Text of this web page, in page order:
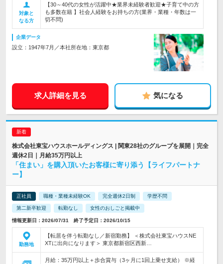
対象と
なる方
【30～40代の女性が活躍中★業界未経験者歓迎★子育て中の方
も多数在籍 】社会人経験をお持ちの方(業界・業種・年数は一
切不問)
企業データ
設立：1947年7月／本社所在地：東京都
求人詳細を見る 気になる
株式会社東宝ハウスホールディングス | 関東28社のグループを展開｜完全
週休2日｜月給35万円以上
「住まい」を購入頂いたお客様に寄り添う【ライフパートナ
ー】
正社員 職種・業種未経験OK 完全週休2日制 学歴不問
第二新卒歓迎 転勤なし 女性のおしごと掲載中
情報更新日：2026/07/31 終了予定日：2026/10/15
勤務地
【転居を伴う転勤なし／新宿勤務】 ＜株式会社東宝ハウスNE
XTに出向になります＞ 東京都新宿区西新…
月給：35万円以上＋歩合賞与（3ヶ月に1回上乗せ支給） ※経